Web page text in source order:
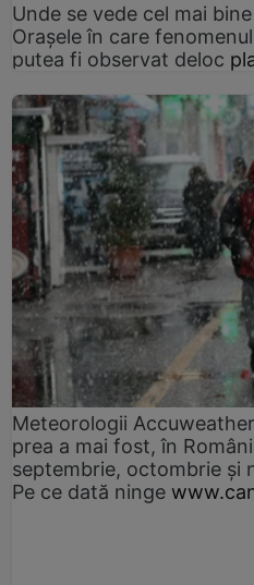
Unde se vede cel mai
Orașele în care
putea fi observat deloc
Meteorologii
prea a mai fost, în
septembrie, octombrie și
Pe ce dată ninge